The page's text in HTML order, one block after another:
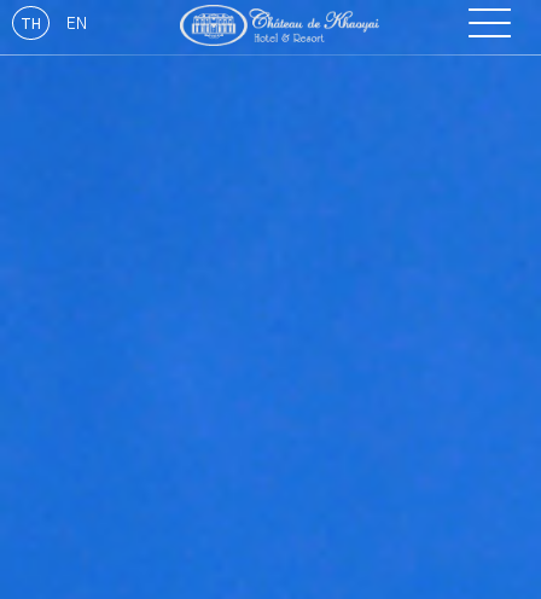
TH EN